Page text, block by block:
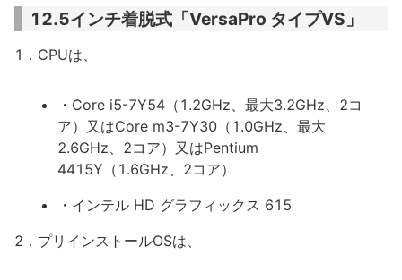
12.5インチ着脱式「VersaPro タイプVS」
1．CPUは、
・Core i5-7Y54（1.2GHz、最大3.2GHz、2コ
ア）又はCore m3-7Y30（1.0GHz、最大
2.6GHz、2コア）又はPentium
4415Y（1.6GHz、2コア）
・インテル HD グラフィックス 615
2．プリインストールOSは、